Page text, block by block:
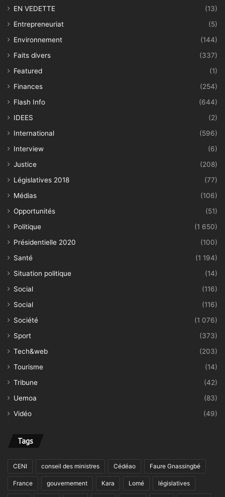
EN VEDETTE
(13)
Entrepreneuriat
(5)
Environnement
(144)
Faits divers
(337)
Featured
(1)
Finances
(254)
Flash Info
(644)
IDEES
(2)
International
(596)
Interview
(6)
Justice
(208)
Législatives 2018
(77)
Médias
(106)
Opportunités
(51)
Politique
(1 650)
Présidentielle 2020
(100)
Santé
(1 194)
Situation politique
(14)
Social
(116)
Social
(116)
Société
(1 076)
Sport
(373)
Tech&web
(203)
Tourisme
(14)
Tribune
(42)
Uemoa
(83)
Vidéo
(49)
Tags
CENI conseil des ministres Cédéao Faure Gnassingbé
France gouvernement Kara Lomé législatives